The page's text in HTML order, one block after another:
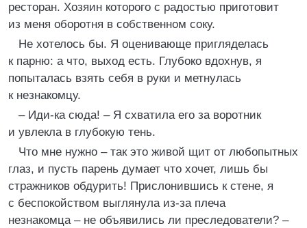
ресторан. Хозяин которого с радостью приготовит
из меня оборотня в собственном соку.
Не хотелось бы. Я оценивающе пригляделась
к парню: а что, выход есть. Глубоко вдохнув, я
попыталась взять себя в руки и метнулась
к незнакомцу.
– Иди-ка сюда! – Я схватила его за воротник
и увлекла в глубокую тень.
Что мне нужно – так это живой щит от любопытных
глаз, и пусть парень думает что хочет, лишь бы
стражников обдурить! Прислонившись к стене, я
с беспокойством выглянула из-за плеча
незнакомца – не объявились ли преследователи? –